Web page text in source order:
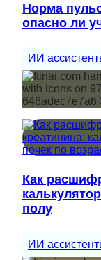
Норма
опасно ли
ИИ
Как
полу
ИИ